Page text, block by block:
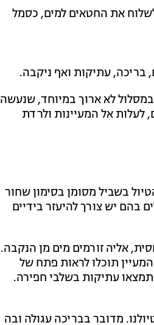
את החטאים למים, כסמל
בריכה, עתיקות ואף ניקבה.
לא ארוך במיוחד, שנעשה
לעלות אל המעיינות ולרדת
בשביל מסומן בסימון שחור
בהם יש צורך להיעזר בידיים
אליה זורמים מים מן הנקבה.
תוכלו לראות פתח של
עתיקות בשלבי חפירה.
מדובר בבריכה עגולה ובה